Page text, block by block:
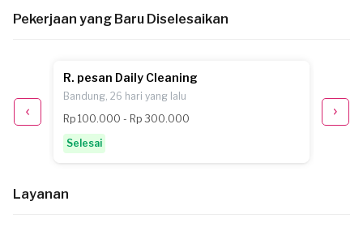
Pekerjaan yang Baru Diselesaikan
R. pesan Daily Cleaning
Bandung, 26 hari yang lalu
Rp 100.000 - Rp 300.000
Selesai
Layanan